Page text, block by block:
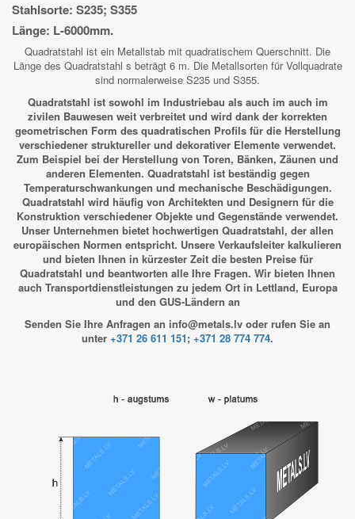
Stahlsorte: S235; S355
Länge: L-6000mm.
Quadratstahl ist ein Metallstab mit quadratischem Querschnitt. Die
Länge des Quadratstahl s beträgt 6 m. Die Metallsorten für Vollquadrate
sind normalerweise S235 und S355.
Quadratstahl ist sowohl im Industriebau als auch im auch im
zivilen Bauwesen weit verbreitet und wird dank der korrekten
geometrischen Form des quadratischen Profils für die Herstellung
verschiedener struktureller und dekorativer Elemente verwendet.
Zum Beispiel bei der Herstellung von Toren, Bänken, Zäunen und
anderen Elementen. Quadratstahl ist beständig gegen
Temperaturschwankungen und mechanische Beschädigungen.
Quadratstahl wird häufig von Architekten und Designern für die
Konstruktion verschiedener Objekte und Gegenstände verwendet.
Unser Unternehmen bietet hochwertigen Quadratstahl, der allen
europäischen Normen entspricht. Unsere Verkaufsleiter kalkulieren
und bieten Ihnen in kürzester Zeit die besten Preise für
Quadratstahl und beantworten alle Ihre Fragen. Wir bieten Ihnen
auch Transportdienstleistungen zu jedem Ort in Lettland, Europa
und den GUS-Ländern an
Senden Sie Ihre Anfragen an info@metals.lv oder rufen Sie an
unter +371 26 611 151; +371 28 774 774.